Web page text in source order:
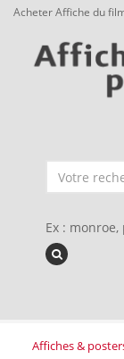
Acheter Affiche du
Ex :
Affiches &